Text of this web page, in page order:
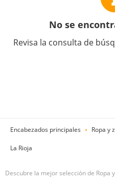
No se
Revisa la consulta de
Encabezados principales Ropa y
La Rioja
Descubre la mejor selección de Ropa